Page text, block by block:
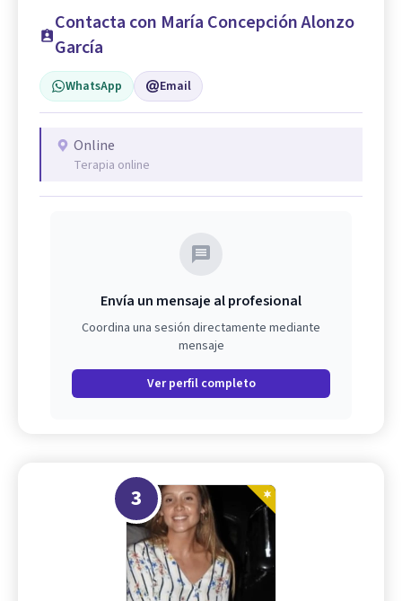
Contacta con María Concepción Alonzo
García
WhatsApp Email
Online
Terapia online
Envía un mensaje al profesional
Coordina una sesión directamente mediante
mensaje
Ver perfil completo
3